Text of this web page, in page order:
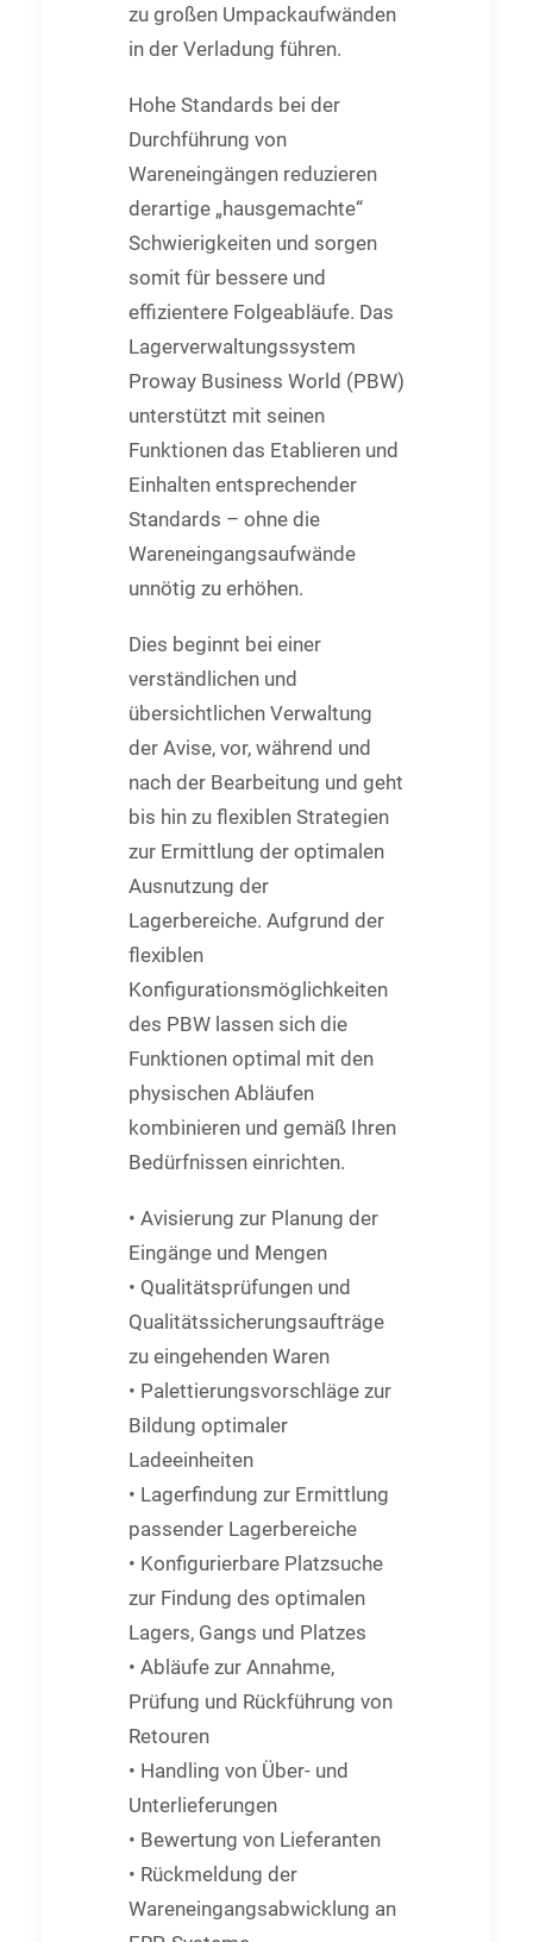
zu großen Umpackaufwänden
in der Verladung führen.
Hohe Standards bei der
Durchführung von
Wareneingängen reduzieren
derartige „hausgemachte“
Schwierigkeiten und sorgen
somit für bessere und
effizientere Folgeabläufe. Das
Lagerverwaltungssystem
Proway Business World (PBW)
unterstützt mit seinen
Funktionen das Etablieren und
Einhalten entsprechender
Standards – ohne die
Wareneingangsaufwände
unnötig zu erhöhen.
Dies beginnt bei einer
verständlichen und
übersichtlichen Verwaltung
der Avise, vor, während und
nach der Bearbeitung und geht
bis hin zu flexiblen Strategien
zur Ermittlung der optimalen
Ausnutzung der
Lagerbereiche. Aufgrund der
flexiblen
Konfigurationsmöglichkeiten
des PBW lassen sich die
Funktionen optimal mit den
physischen Abläufen
kombinieren und gemäß Ihren
Bedürfnissen einrichten.
• Avisierung zur Planung der
Eingänge und Mengen
• Qualitätsprüfungen und
Qualitätssicherungsaufträge
zu eingehenden Waren
• Palettierungsvorschläge zur
Bildung optimaler
Ladeeinheiten
• Lagerfindung zur Ermittlung
passender Lagerbereiche
• Konfigurierbare Platzsuche
zur Findung des optimalen
Lagers, Gangs und Platzes
• Abläufe zur Annahme,
Prüfung und Rückführung von
Retouren
• Handling von Über- und
Unterlieferungen
• Bewertung von Lieferanten
• Rückmeldung der
Wareneingangsabwicklung an